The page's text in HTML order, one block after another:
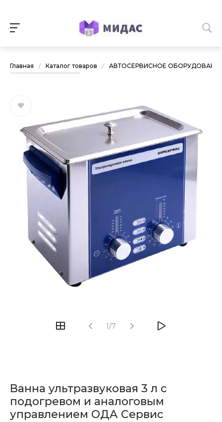
Главная / Каталог товаров / АВТОСЕРВИСНОЕ
1/7
Ванна ультразвуковая 3 л с
подогревом и аналоговым
управлением ОДА Сервис